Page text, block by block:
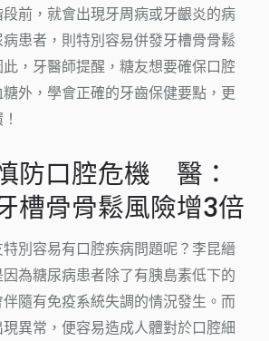
前，就會出現牙周病或牙齦炎的病
患者，則特別容易併發牙槽骨骨鬆
，牙醫師提醒，糖友想要確保口腔
外，學會正確的牙齒保健要點，更
防口腔危機 醫：
槽骨骨鬆風險增3倍
別容易有口腔疾病問題呢？李昆縉
為糖尿病患者除了有胰島素低下的
隨有免疫系統失調的情況發生。而
異常，便容易造成人體對於口腔細